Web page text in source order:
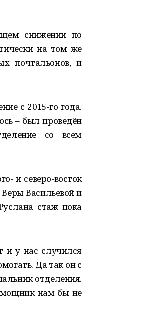
снижении по
на том же
почтальонов, и
с 2015-го года.
– был проведён
со всем
и северо-восток
Веры Васильевой и
стаж пока
и у нас случился
Да так он с
отделения.
нам бы не